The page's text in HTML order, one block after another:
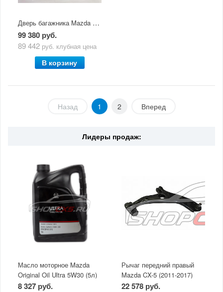
Дверь багажника Mazda CX-5 (2011-2017)
99 380 руб.
89 442 руб. клубная цена
В корзину
Назад 1 2 Вперед
Лидеры продаж:
Масло моторное Mazda
Original Oil Ultra 5W30 (5л)
8 327 руб.
Рычаг передний правый
Mazda CX-5 (2011-2017)
22 578 руб.